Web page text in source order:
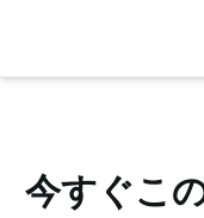
今すぐこ